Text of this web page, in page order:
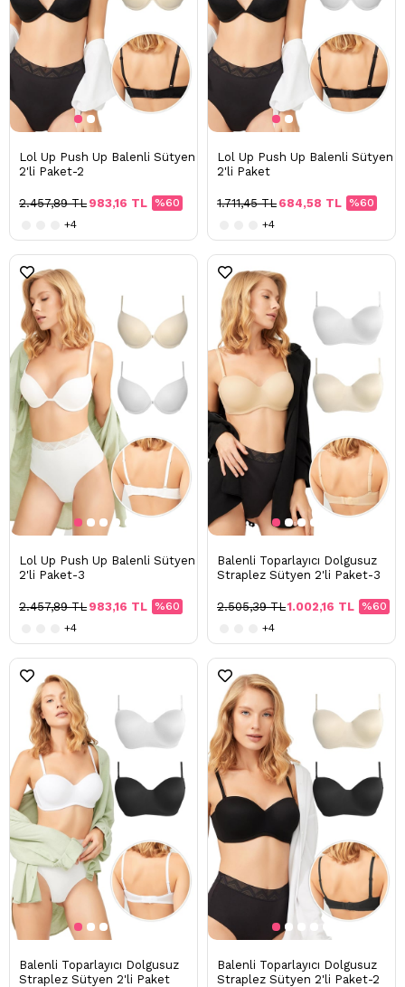
Lol Up Push Up Balenli Sütyen
2'li Paket-2
%60
983,16 TL
2.457,89 TL
+4
Lol Up Push Up Balenli Sütyen
2'li Paket
%60
684,58 TL
1.711,45 TL
+4
Lol Up Push Up Balenli Sütyen
2'li Paket-3
%60
983,16 TL
2.457,89 TL
+4
Balenli Toparlayıcı Dolgusuz
Straplez Sütyen 2'li Paket-3
%60
1.002,16 TL
2.505,39 TL
+4
Balenli Toparlayıcı Dolgusuz
Straplez Sütyen 2'li Paket
Balenli Toparlayıcı Dolgusuz
Straplez Sütyen 2'li Paket-2